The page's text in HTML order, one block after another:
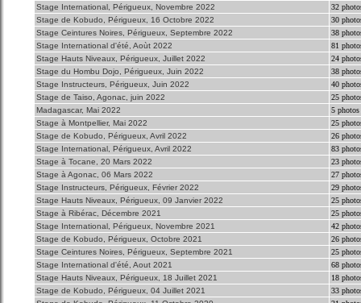
Stage International, Périgueux, Novembre 2022
32
Stage de Kobudo, Périgueux, 16 Octobre 2022
30
Stage Ceintures Noires, Périgueux, Septembre 2022
38
Stage International d'été, Aoùt 2022
81
Stage Hauts Niveaux, Périgueux, Juillet 2022
24
Stage du Hombu Dojo, Périgueux, Juin 2022
38
Stage Instructeurs, Périgueux, Juin 2022
40
Stage de Taiso, Agonac, juin 2022
25
Madagascar, Mai 2022
5 photos
Stage à Montpellier, Mai 2022
25
Stage de Kobudo, Périgueux, Avril 2022
26
Stage International, Périgueux, Avril 2022
83
Stage à Tocane, 20 Mars 2022
23
Stage à Agonac, 06 Mars 2022
27
Stage Instructeurs, Périgueux, Février 2022
29
Stage Hauts Niveaux, Périgueux, 09 Janvier 2022
25
Stage à Ribérac, Décembre 2021
25
Stage International, Périgueux, Novembre 2021
42
Stage de Kobudo, Périgueux, Octobre 2021
26
Stage Ceintures Noires, Périgueux, Septembre 2021
25
Stage International d'été, Aout 2021
68
Stage Hauts Niveaux, Périgueux, 18 Juillet 2021
18
Stage de Kobudo, Périgueux, 04 Juillet 2021
33